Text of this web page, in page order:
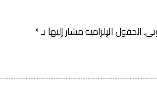
الحقول الإلزامية مشار إليها بـ*